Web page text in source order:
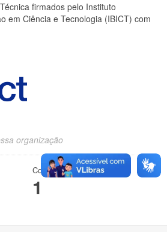
firmados pelo Instituto
em Ciência e Tecnologia (IBICT) com
organização
Conjuntos de dados
1